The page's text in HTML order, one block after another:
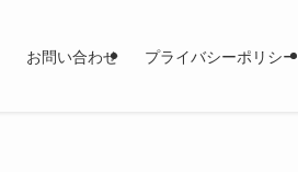
お問い合わせ プライバシーポリシー